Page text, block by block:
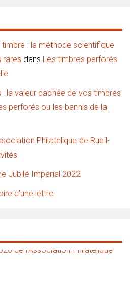
: la méthode scientifique
rares dans Les timbres perforés
la valeur cachée de vos timbres
perforés ou les bannis de la
Philatélique de Rueil-
Jubilé Impérial 2022
d’une lettre